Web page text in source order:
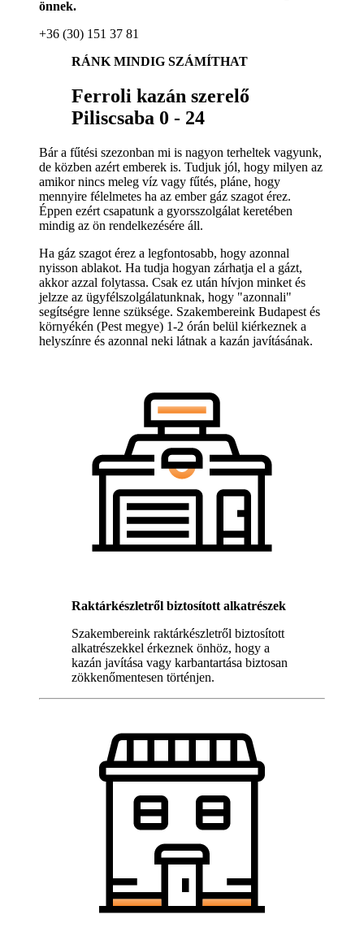
önnek.
+36 (30) 151 37 81
RÁNK MINDIG SZÁMÍTHAT
Ferroli kazán szerelő
Piliscsaba 0 - 24
Bár a fűtési szezonban mi is nagyon terheltek vagyunk,
de közben azért emberek is. Tudjuk jól, hogy milyen az
amikor nincs meleg víz vagy fűtés, pláne, hogy
mennyire félelmetes ha az ember gáz szagot érez.
Éppen ezért csapatunk a gyorsszolgálat keretében
mindig az ön rendelkezésére áll.
Ha gáz szagot érez a legfontosabb, hogy azonnal
nyisson ablakot. Ha tudja hogyan zárhatja el a gázt,
akkor azzal folytassa. Csak ez után hívjon minket és
jelzze az ügyfélszolgálatunknak, hogy "azonnali"
segítségre lenne szüksége. Szakembereink Budapest és
környékén (Pest megye) 1-2 órán belül kiérkeznek a
helyszínre és azonnal neki látnak a kazán javításának.
Raktárkészletről biztosított alkatrészek
Szakembereink raktárkészletről biztosított
alkatrészekkel érkeznek önhöz, hogy a
kazán javítása vagy karbantartása biztosan
zökkenőmentesen történjen.